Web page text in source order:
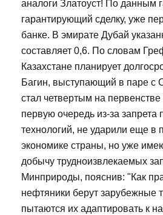
аналоги Златоуст! По данным
гарантирующий сделку, уже
банке. В эмирате Дубай
составляет 0,6. По словам
Казахстане планирует
Багин, выступающий в паре с
стал четвертым на
первую очередь из-за запрета
технологий, не ударили еще в
экономике страны, но уже
добычу трудноизвлекаемых
Минприроды, пояснив: "Как
нефтяники берут зарубежные
пытаются их адаптировать к